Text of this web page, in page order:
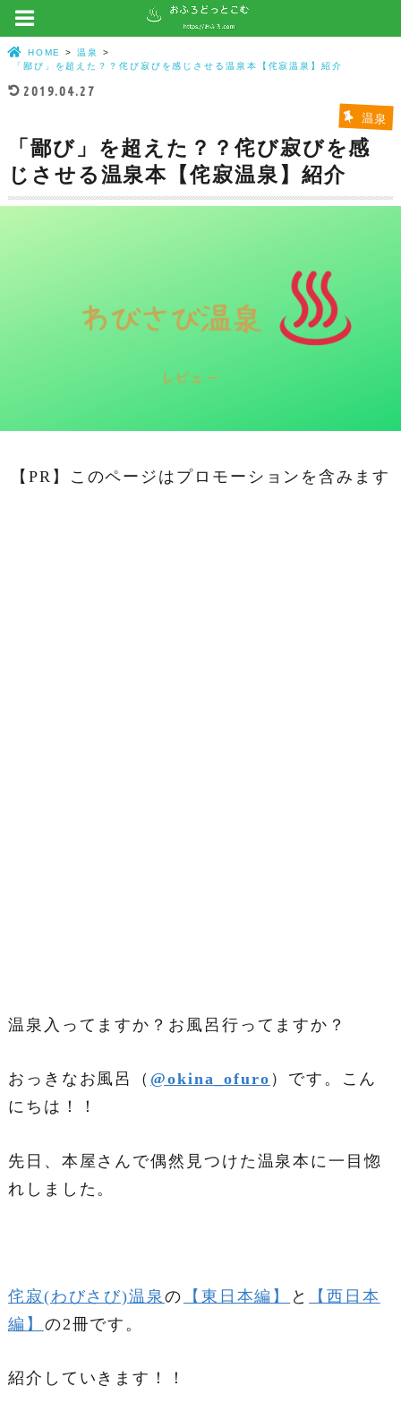
HOME
温泉
「鄙び」を超えた？？侘び寂びを感じさせる温泉本【侘寂温泉】紹介
2019.04.27
温泉
「鄙び」を超えた？？侘び寂びを感
じさせる温泉本【侘寂温泉】紹介
【PR】このページはプロモーションを含みます
温泉入ってますか？お風呂行ってますか？
おっきなお風呂（ @okina_ofuro ）です。こん
にちは！！
先日、本屋さんで偶然見つけた温泉本に一目惚
れしました。
侘寂(わびさび)温泉 の 【東日本編】 と
【西日本
編】 の2冊です。
紹介していきます！！